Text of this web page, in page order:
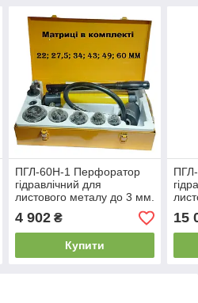
ПГЛ-60Н-1 Перфоратор
гідравлічний для
листового металу до 3 мм.
4 902₴
Купити
15